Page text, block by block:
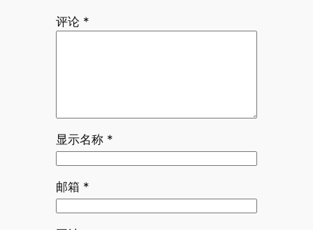
评论 *
显示名称 *
邮箱 *